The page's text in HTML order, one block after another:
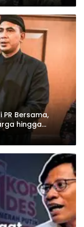
PR Bersama,
hingga